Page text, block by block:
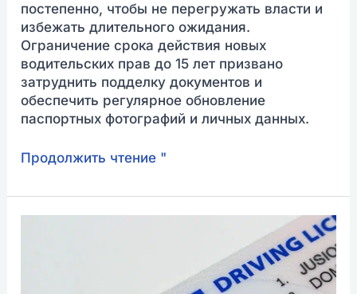
постепенно, чтобы не перегружать власти и
избежать длительного ожидания.
Ограничение срока действия новых
водительских прав до 15 лет призвано
затруднить подделку документов и
обеспечить регулярное обновление
паспортных фотографий и личных данных.
Продолжить чтение "